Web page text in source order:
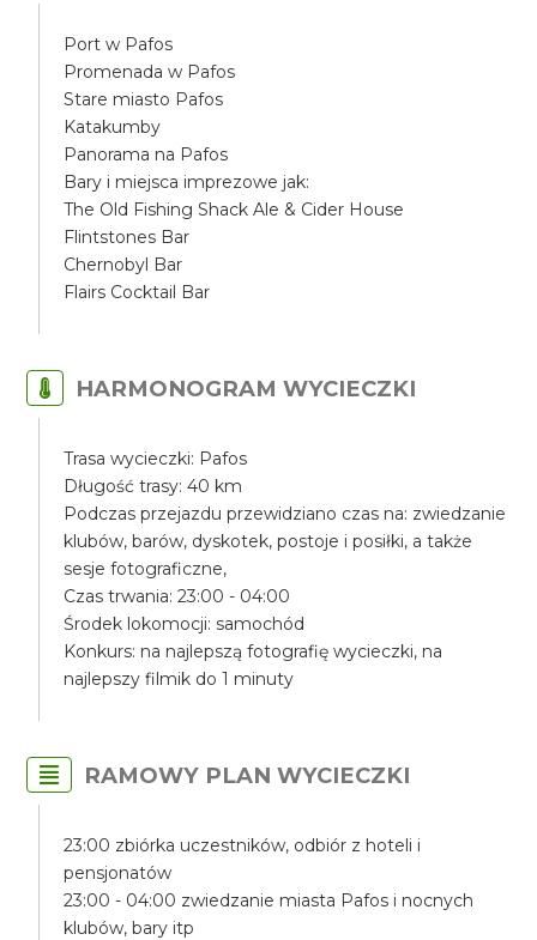
Port w Pafos
Promenada w Pafos
Stare miasto Pafos
Katakumby
Panorama na Pafos
Bary i miejsca imprezowe jak:
The Old Fishing Shack Ale & Cider House
Flintstones Bar
Chernobyl Bar
Flairs Cocktail Bar
HARMONOGRAM WYCIECZKI
Trasa wycieczki: Pafos
Długość trasy: 40 km
Podczas przejazdu przewidziano czas na: zwiedzanie
klubów, barów, dyskotek, postoje i posiłki, a także
sesje fotograficzne,
Czas trwania: 23:00 - 04:00
Środek lokomocji: samochód
Konkurs: na najlepszą fotografię wycieczki, na
najlepszy filmik do 1 minuty
RAMOWY PLAN WYCIECZKI
23:00 zbiórka uczestników, odbiór z hoteli i
pensjonatów
23:00 - 04:00 zwiedzanie miasta Pafos i nocnych
klubów, bary itp